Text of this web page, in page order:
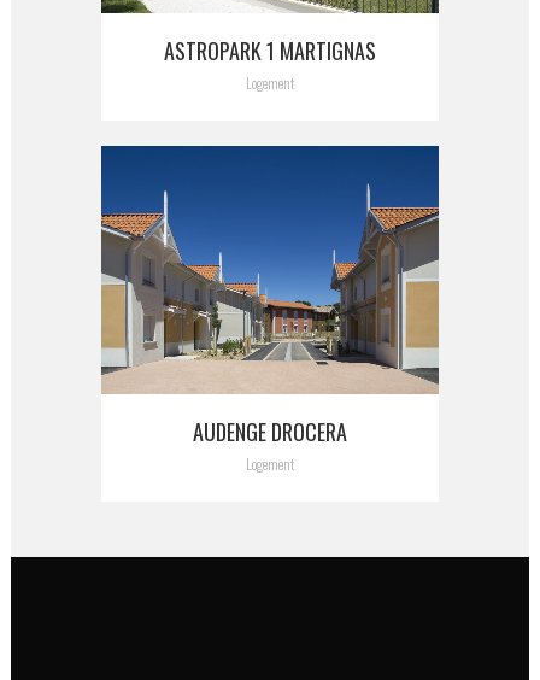
ASTROPARK 1 MARTIGNAS
Logement
AUDENGE DROCERA
Logement